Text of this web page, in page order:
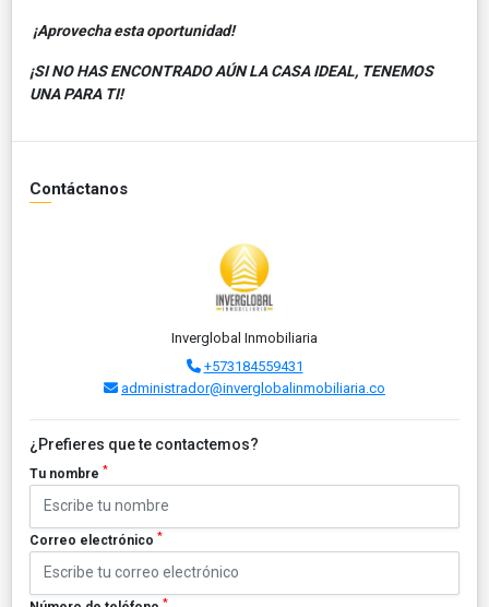
¡Aprovecha esta oportunidad!
¡SI NO HAS ENCONTRADO AÚN LA CASA IDEAL, TENEMOS
UNA PARA TI!
Contáctanos
Inverglobal Inmobiliaria
+573184559431
administrador@inverglobalinmobiliaria.co
¿Prefieres que te contactemos?
Tu nombre *
Correo electrónico *
*